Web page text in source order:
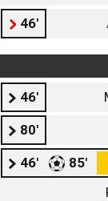
46'
46'
80'
46' 85'